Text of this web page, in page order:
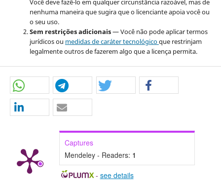
Você deve fazê-lo em qualquer circunstância razoável, mas de
nenhuma maneira que sugira que o licenciante apoia você ou
o seu uso.
Sem restrições adicionais— Você não pode aplicar termos
jurídicos ou medidas de caráter tecnológicoque restrinjam
legalmente outros de fazerem algo que a licença permita.
Captures
Mendeley - Readers: 1
- see details